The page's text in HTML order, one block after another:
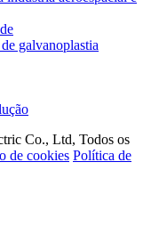
galvanoplastia
Co., Ltd, Todos os
de cookies Política de